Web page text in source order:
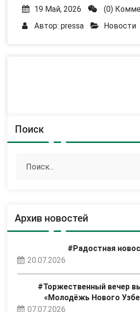
19 Май, 2026
(0)
Автор: pressa Новости
Поиск
Архив новостей
#Радостная
20.07.2026
#Торжественный вечер
«Молодёжь Нового
07.07.2026